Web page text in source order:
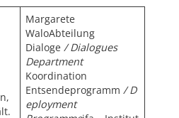
Margarete
WaloAbteilung
Dialoge / Dialogues
Department
Koordination
Entsendeprogramm /D
eployment